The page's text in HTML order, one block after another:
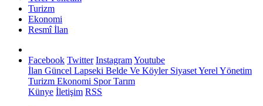
Turizm
Ekonomi
Resmî İlan
Facebook Twitter InstagramYoutube
İlan Güncel Lapseki Belde Ve KöylerSiyasetYerel Yönetim
Turizm Ekonomi SporTarım
Künye İletişim RSS